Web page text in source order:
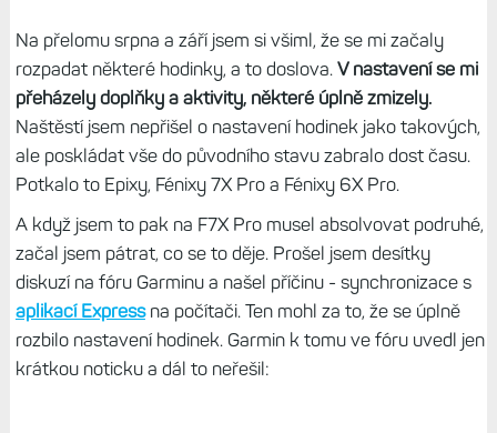
Na přelomu srpna a září jsem si všiml, že se mi začaly
rozpadat některé hodinky, a to doslova. V nastavení se mi
přeházely doplňky a aktivity, některé úplně zmizely.
Naštěstí jsem nepřišel o nastavení hodinek jako takových,
ale poskládat vše do původního stavu zabralo dost času.
Potkalo to Epixy, Fénixy 7X Pro a Fénixy 6X Pro.
A když jsem to pak na F7X Pro musel absolvovat podruhé,
začal jsem pátrat, co se to děje. Prošel jsem desítky
diskuzí na fóru Garminu a našel příčinu - synchronizace s
aplikací Expressna počítači. Ten mohl za to, že se úplně
rozbilo nastavení hodinek. Garmin k tomu ve fóru uvedl jen
krátkou noticku a dál to neřešil: